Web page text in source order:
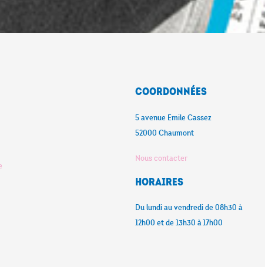
Coordonnées
5 avenue Emile Cassez
52000 Chaumont
Nous contacter
Horaires
Du lundi au vendredi de 08h30 à
12h00 et de 13h30 à 17h00